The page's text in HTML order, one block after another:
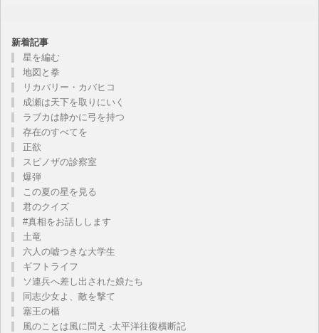
新着記事
星を編む
地図と拳
リカバリー・カバヒコ
成瀬は天下を取りにいく
ラブカは静かに弓を持つ
存在のすべてを
正欲
スピノザの診察室
爆弾
この夏の星を見る
君のクイズ
#真相をお話しします
土竜
六人の嘘つきな大学生
ギフトライフ
ソ連兵へ差し出された娘たち
同志少女よ、敵を撃て
塞王の楯
風のことは風に問え -太平洋往復横断記